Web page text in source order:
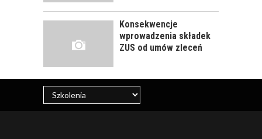
Konsekwencje
wprowadzenia składek
ZUS od umów zleceń